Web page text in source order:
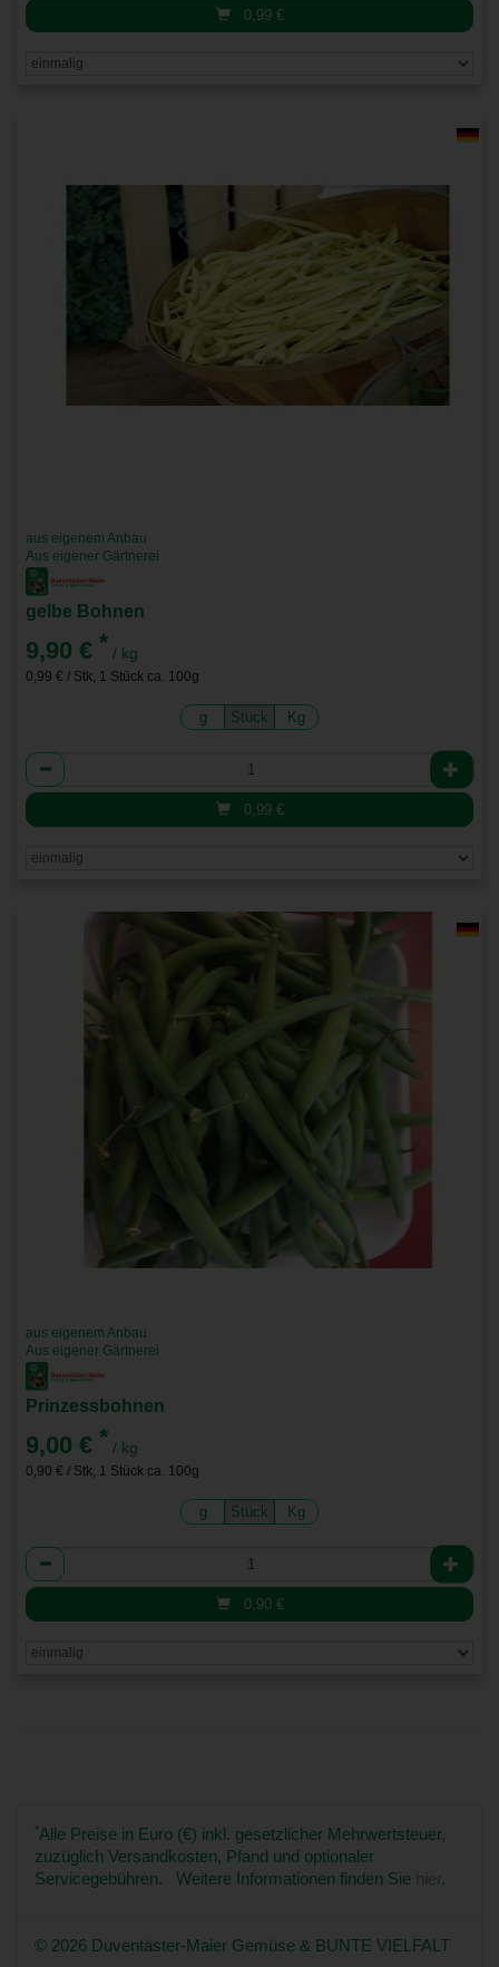
0,99 €
aus eigenem Anbau
Aus eigener Gärtnerei
gelbe Bohnen
9,90 € * / kg
0,99 € / Stk, 1 Stück ca. 100g
g Stück Kg
Anzahl
0,99 €
aus eigenem Anbau
Aus eigener Gärtnerei
Prinzessbohnen
9,00 € * / kg
0,90 € / Stk, 1 Stück ca. 100g
g Stück Kg
Anzahl
0,90 €
*Alle Preise in Euro (€) inkl. gesetzlicher Mehrwertsteuer,
zuzüglich Versandkosten, Pfand und optionaler
Servicegebühren. Weitere Informationen finden Sie hier.
© 2026 Duventäster-Maier Gemüse & BUNTE VIELFALT